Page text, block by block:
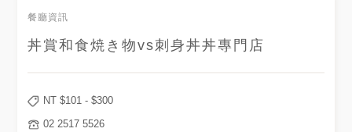
餐廳資訊
丼賞和食焼き物vs刺身丼丼專門店
NT $101 - $300
02 2517 5526